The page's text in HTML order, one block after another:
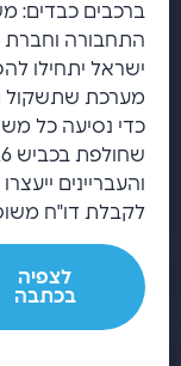
ברכבים כבדים:
התחבורה וחברת
ישראל יתחילו
מערכת שתשקול
כדי נסיעה כל
והעבריינים ייעצרו
לקבלת דו"ח
לצפיה
בכתבה